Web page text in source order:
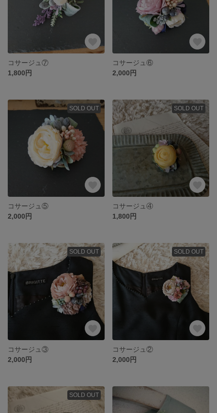
コサージュ⑦
1,800円
コサージュ⑥
2,000円
SOLD OUT
コサージュ⑤
2,000円
SOLD OUT
コサージュ④
1,800円
SOLD OUT
コサージュ③
2,000円
SOLD OUT
コサージュ②
2,000円
SOLD OUT